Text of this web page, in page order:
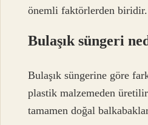
önemli faktörlerden biridir.
Bulaşık süngeri
Bulaşık süngerine göre
plastik malzemeden
tamamen doğal